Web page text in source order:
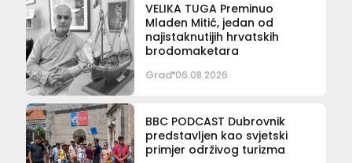
VELIKA TUGA Preminuo
Mladen Mitić, jedan od
najistaknutijih hrvatskih
brodomaketara
Grad 06.08.2026
BBC PODCAST Dubrovnik
predstavljen kao svjetski
primjer održivog turizma